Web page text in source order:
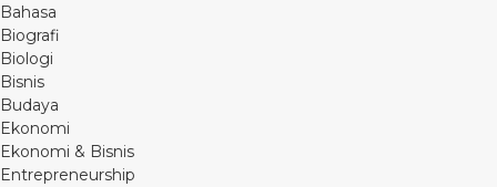
Bahasa
Biografi
Biologi
Bisnis
Budaya
Ekonomi
Ekonomi & Bisnis
Entrepreneurship